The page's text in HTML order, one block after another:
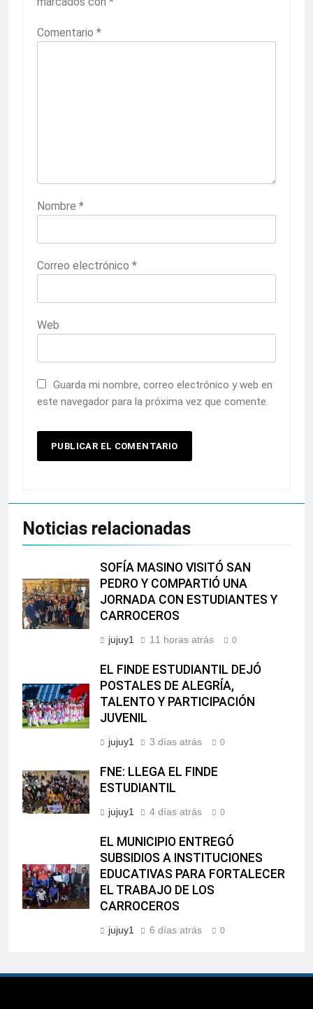
Comentario *
Nombre *
Correo electrónico *
Web
Guarda mi nombre, correo electrónico y web en
este navegador para la próxima vez que comente.
Noticias relacionadas
SOFÍA MASINO VISITÓ SAN
PEDRO Y COMPARTIÓ UNA
JORNADA CON ESTUDIANTES Y
CARROCEROS
jujuy1 11 horas atrás 0
EL FINDE ESTUDIANTIL DEJÓ
POSTALES DE ALEGRÍA,
TALENTO Y PARTICIPACIÓN
JUVENIL
jujuy1 3 días atrás 0
FNE: LLEGA EL FINDE
ESTUDIANTIL
jujuy1 4 días atrás 0
EL MUNICIPIO ENTREGÓ
SUBSIDIOS A INSTITUCIONES
EDUCATIVAS PARA FORTALECER
EL TRABAJO DE LOS
CARROCEROS
jujuy1 6 días atrás 0